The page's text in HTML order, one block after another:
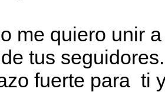
me quiero unir
tus seguidores.
fuerte para ti